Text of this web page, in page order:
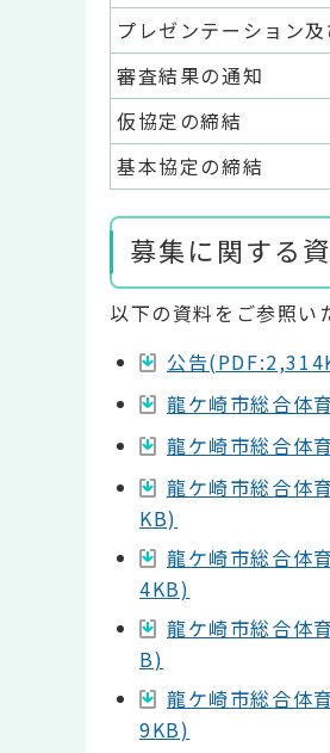
プレゼンテーション
審査結果の通知
仮協定の締結
基本協定の締結
募集に関する
以下の資料をご参照い
公告
龍ケ崎市総合体
龍ケ崎市総合体
龍ケ崎市総合体
KB)
龍ケ崎市総合体
4KB)
龍ケ崎市総合体
B)
龍ケ崎市総合体
9KB)